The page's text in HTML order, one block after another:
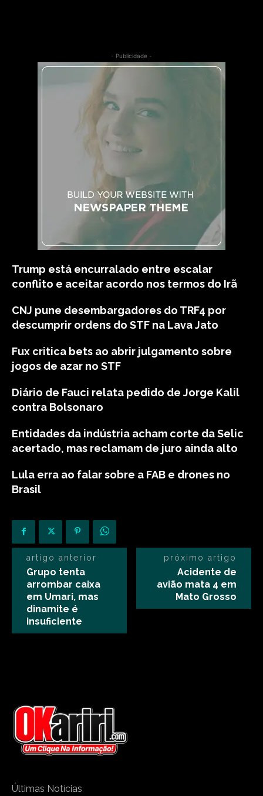
- Publicidade -
Trump está encurralado entre escalar
conflito e aceitar acordo nos termos do Irã
CNJ pune desembargadores do TRF4 por
descumprir ordens do STF na Lava Jato
Fux critica bets ao abrir julgamento sobre
jogos de azar no STF
Diário de Fauci relata pedido de Jorge Kalil
contra Bolsonaro
Entidades da indústria acham corte da Selic
acertado, mas reclamam de juro ainda alto
Lula erra ao falar sobre a FAB e drones no
Brasil
artigo anterior
Grupo tenta
arrombar caixa
em Umari, mas
dinamite é
insuficiente
próximo artigo
Acidente de
avião mata 4 em
Mato Grosso
Últimas Notícias